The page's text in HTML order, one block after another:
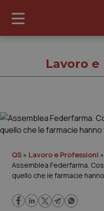
Governo e
Regioni e Asl
Lavoro
QS » Lavoro e Professioni »
Assemblea Federfarma.
quello che le farmacie